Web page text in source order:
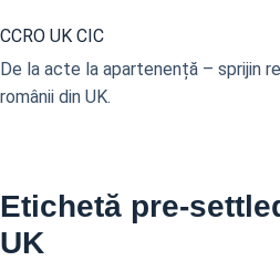
la
conținut
CCRO UK CIC
De la acte la apartenență – sprijin
românii din UK.
Etichetă pre-
UK